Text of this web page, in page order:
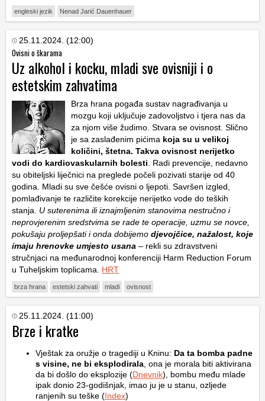
engleski jezik Nenad Jarić Dauenhauer
25.11.2024. (12:00)
Ovisni o škarama
Uz alkohol i kocku, mladi sve ovisniji i o
estetskim zahvatima
Brza hrana pogađa sustav nagrađivanja u
mozgu koji uključuje zadovoljstvo i tjera nas da
za njom više žudimo. Stvara se ovisnost. Slično
je sa zaslađenim pićima koja su u velikoj
količini, štetna. Takva ovisnost nerijetko
vodi do kardiovaskularnih bolesti . Radi prevencije, nedavno
su obiteljski liječnici na preglede počeli pozivati starije od 40
godina. Mladi su sve češće ovisni o ljepoti. Savršen izgled,
pomlađivanje te različite korekcije nerijetko vode do teških
stanja. U suterenima ili iznajmljenim stanovima nestručno i
neprovjerenim sredstvima se rade te operacije, uzmu se novce,
pokušaju proljepšati i onda dobijemo djevojčice, nažalost, koje
imaju hrenovke umjesto usana – rekli su zdravstveni
stručnjaci na međunarodnoj konferenciji Harm Reduction Forum
u Tuheljskim toplicama. HRT
brza hrana estetski zahvati mladi ovisnost
25.11.2024. (11:00)
Brze i kratke
Vještak za oružje o tragediji u Kninu: Da ta bomba padne
s visine, ne bi eksplodirala , ona je morala biti aktivirana
da bi došlo do eksplozije (Dnevnik), bombu među mlade
ipak donio 23-godišnjak, imao ju je u stanu, ozljede
ranjenih su teške (Index)